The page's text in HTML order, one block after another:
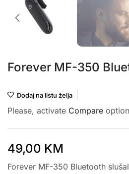
Forever MF-350
Dodaj na listu želja
Please, activate Compare
49,00 KM
Forever MF-350 Bluetooth